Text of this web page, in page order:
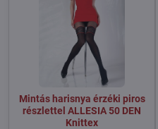
Mintás harisnya érzéki piros
részlettel ALLESIA 50 DEN
Knittex